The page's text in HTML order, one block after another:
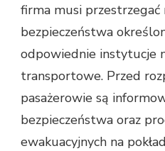
firma musi
bezpieczeństwa
odpowiednie instytucje
transportowe. Przed
pasażerowie są
bezpieczeństwa oraz
ewakuacyjnych na